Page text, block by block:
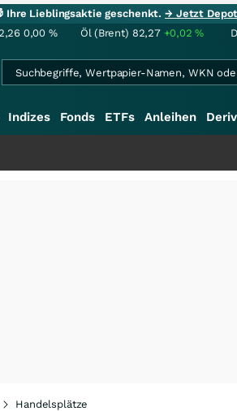
Ihre Lieblingsaktie geschenkt.→ Jetzt Depot
0,00 % Öl (Brent) 82,27 +0,02%
Indizes Fonds ETFs Anleihen
Handelsplätze